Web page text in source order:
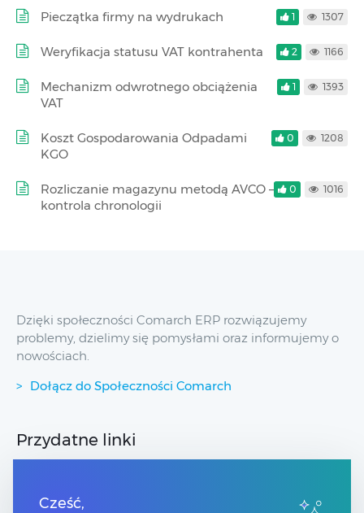
Pieczątka firmy na wydrukach 1 1307
Weryfikacja statusu VAT kontrahenta 2 1166
Mechanizm odwrotnego obciążenia
VAT
1 1393
Koszt Gospodarowania Odpadami
KGO
0 1208
Rozliczanie magazynu metodą AVCO –
kontrola chronologii
0 1016
Dzięki społeczności Comarch ERP rozwiązujemy
problemy, dzielimy się pomysłami oraz informujemy o
nowościach.
Dołącz do Społeczności Comarch
Przydatne linki
Strony dla Klientów
Cześć,